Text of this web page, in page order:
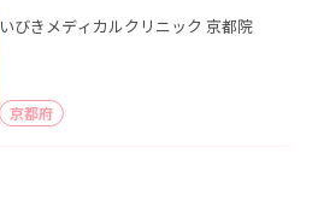
いびきメディカルクリニック 京都院
京都府